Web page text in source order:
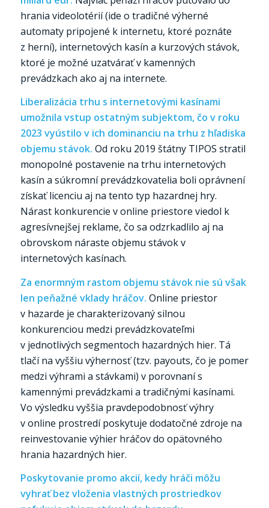
hrania videolotérií (ide o tradičné výherné
automaty pripojené k internetu, ktoré poznáte
z herní), internetových kasín a kurzových stávok,
ktoré je možné uzatvárať v kamenných
prevádzkach ako aj na internete.
Liberalizácia trhu s internetovými kasínami
umožnila vstup ostatným subjektom, čo v roku
2023 vyústilo v ich dominanciu na trhu z hľadiska
objemu stávok. Od roku 2019 štátny TIPOS stratil
monopolné postavenie na trhu internetových
kasín a súkromní prevádzkovatelia boli oprávnení
získať licenciu aj na tento typ hazardnej hry.
Nárast konkurencie v online priestore viedol k
agresívnejšej reklame, čo sa odzrkadlilo aj na
obrovskom náraste objemu stávok v
internetových kasínach.
Za enormným rastom objemu stávok nie sú však
len peňažné vklady hráčov. Online priestor
v hazarde je charakterizovaný silnou
konkurenciou medzi prevádzkovateľmi
v jednotlivých segmentoch hazardných hier. Tá
tlačí na vyššiu výhernosť (tzv. payouts, čo je pomer
medzi výhrami a stávkami) v porovnaní s
kamennými prevádzkami a tradičnými kasínami.
Vo výsledku vyššia pravdepodobnosť výhry
v online prostredí poskytuje dodatočné zdroje na
reinvestovanie výhier hráčov do opätovného
hrania hazardných hier.
Poskytovanie promo akcií, kedy hráči môžu
vyhrať bez vloženia vlastných prostriedkov